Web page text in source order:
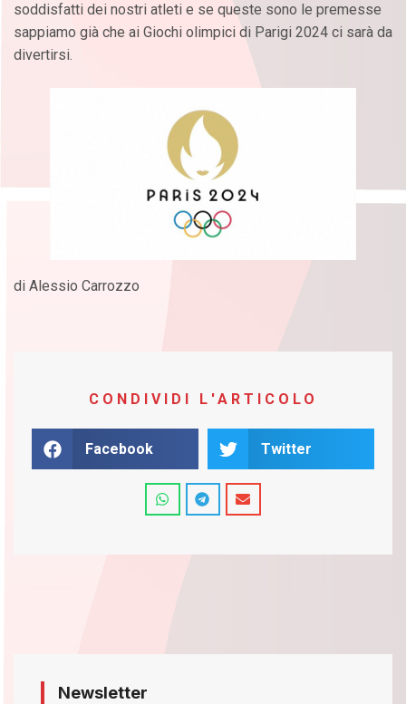
soddisfatti dei nostri atleti e se queste sono le premesse
sappiamo già che ai Giochi olimpici di Parigi 2024 ci sarà da
divertirsi.
di Alessio Carrozzo
CONDIVIDI L'ARTICOLO
Facebook Twitter
Newsletter